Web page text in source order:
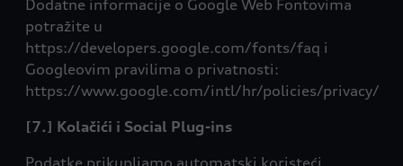
Dodatne informacije o Google Web Fontovima
potražite u
https://developers.google.com/fonts/faq i
Googleovim pravilima o privatnosti:
https://www.google.com/intl/hr/policies/privacy/
[7.] Kolačići i Social Plug-ins
Podatke prikupljamo automatski koristeći